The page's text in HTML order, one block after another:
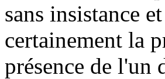
sans insistance
certainement la
présence de l'un